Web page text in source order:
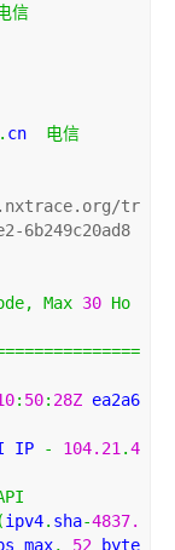
信
. cn 电信
tr
6b249c20ad8
, Max 30 Ho
: 50: 28Z ea2a6
IP - 104.21.4
(ipv4. sha-4837.
max, 52 byte